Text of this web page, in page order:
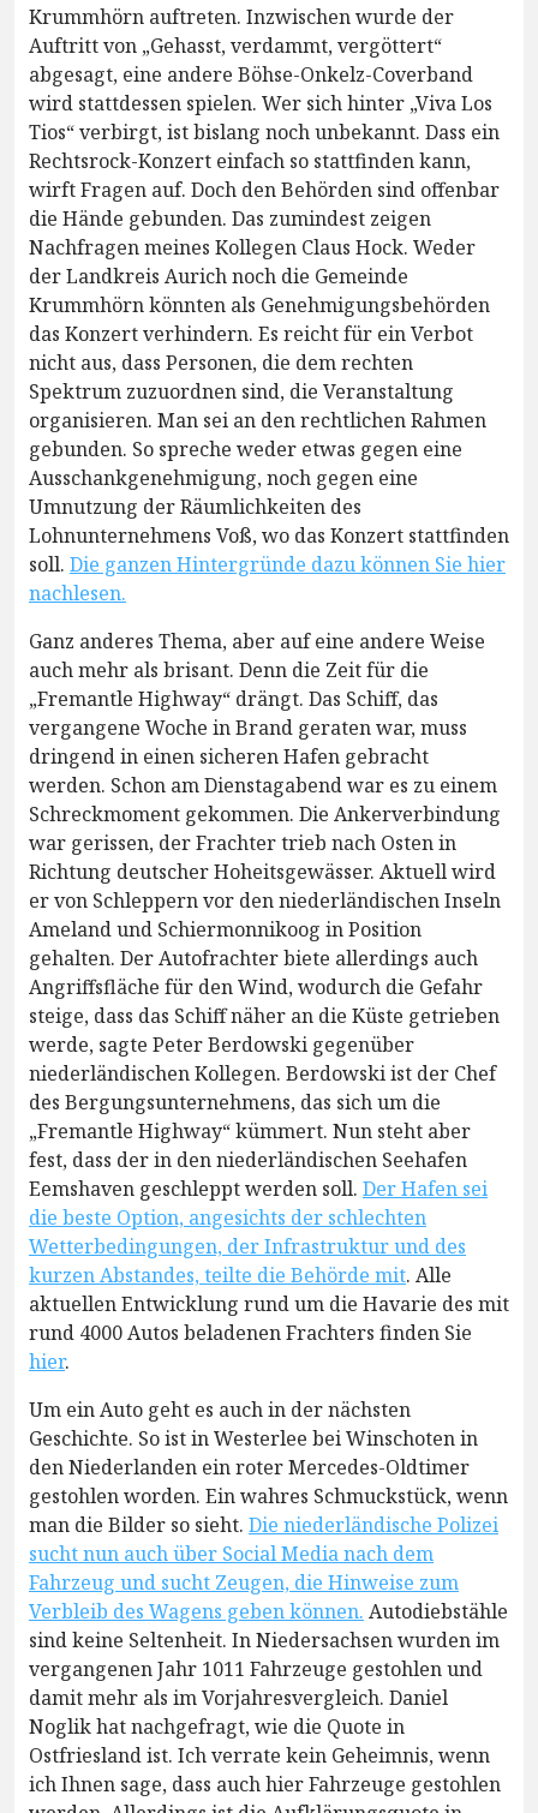
Krummhörn auftreten. Inzwischen wurde der
Auftritt von „Gehasst, verdammt, vergöttert“
abgesagt, eine andere Böhse-Onkelz-Coverband
wird stattdessen spielen. Wer sich hinter „Viva Los
Tios“ verbirgt, ist bislang noch unbekannt. Dass ein
Rechtsrock-Konzert einfach so stattfinden kann,
wirft Fragen auf. Doch den Behörden sind offenbar
die Hände gebunden. Das zumindest zeigen
Nachfragen meines Kollegen Claus Hock. Weder
der Landkreis Aurich noch die Gemeinde
Krummhörn könnten als Genehmigungsbehörden
das Konzert verhindern. Es reicht für ein Verbot
nicht aus, dass Personen, die dem rechten
Spektrum zuzuordnen sind, die Veranstaltung
organisieren. Man sei an den rechtlichen Rahmen
gebunden. So spreche weder etwas gegen eine
Ausschankgenehmigung, noch gegen eine
Umnutzung der Räumlichkeiten des
Lohnunternehmens Voß, wo das Konzert stattfinden
soll. Die ganzen Hintergründe dazu können Sie hier
nachlesen.
Ganz anderes Thema, aber auf eine andere Weise
auch mehr als brisant. Denn die Zeit für die
„Fremantle Highway“ drängt. Das Schiff, das
vergangene Woche in Brand geraten war, muss
dringend in einen sicheren Hafen gebracht
werden. Schon am Dienstagabend war es zu einem
Schreckmoment gekommen. Die Ankerverbindung
war gerissen, der Frachter trieb nach Osten in
Richtung deutscher Hoheitsgewässer. Aktuell wird
er von Schleppern vor den niederländischen Inseln
Ameland und Schiermonnikoog in Position
gehalten. Der Autofrachter biete allerdings auch
Angriffsfläche für den Wind, wodurch die Gefahr
steige, dass das Schiff näher an die Küste getrieben
werde, sagte Peter Berdowski gegenüber
niederländischen Kollegen. Berdowski ist der Chef
des Bergungsunternehmens, das sich um die
„Fremantle Highway“ kümmert. Nun steht aber
fest, dass der in den niederländischen Seehafen
Eemshaven geschleppt werden soll. Der Hafen sei
die beste Option, angesichts der schlechten
Wetterbedingungen, der Infrastruktur und des
kurzen Abstandes, teilte die Behörde mit. Alle
aktuellen Entwicklung rund um die Havarie des mit
rund 4000 Autos beladenen Frachters finden Sie
hier.
Um ein Auto geht es auch in der nächsten
Geschichte. So ist in Westerlee bei Winschoten in
den Niederlanden ein roter Mercedes-Oldtimer
gestohlen worden. Ein wahres Schmuckstück, wenn
man die Bilder so sieht. Die niederländische Polizei
sucht nun auch über Social Media nach dem
Fahrzeug und sucht Zeugen, die Hinweise zum
Verbleib des Wagens geben können. Autodiebstähle
sind keine Seltenheit. In Niedersachsen wurden im
vergangenen Jahr 1011 Fahrzeuge gestohlen und
damit mehr als im Vorjahresvergleich. Daniel
Noglik hat nachgefragt, wie die Quote in
Ostfriesland ist. Ich verrate kein Geheimnis, wenn
ich Ihnen sage, dass auch hier Fahrzeuge gestohlen